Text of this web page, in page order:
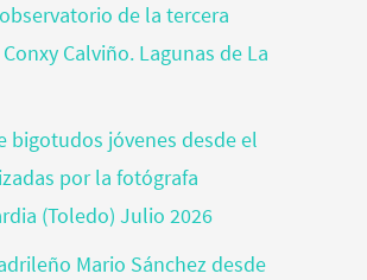
de la tercera
Calviño. Lagunas de La
bigotudos jóvenes desde el
por la fotógrafa
(Toledo) Julio 2026
Mario Sánchez desde